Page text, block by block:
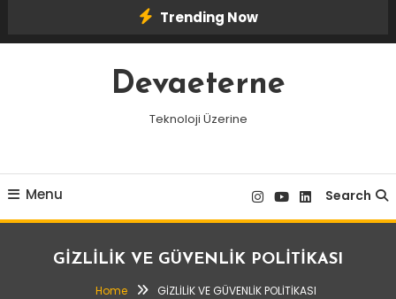
Trending Now
Devaeterne
Teknoloji Üzerine
Menu Search
GİZLİLİK VE GÜVENLİK POLİTİKASI
Home GİZLİLİK VE GÜVENLİK POLİTİKASI